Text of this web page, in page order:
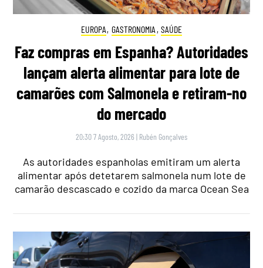
EUROPA, GASTRONOMIA , SAÚDE
Faz compras em Espanha? Autoridades
lançam alerta alimentar para lote de
camarões com Salmonela e retiram-no
do mercado
20:30 7 Agosto, 2026 | Rubén Gonçalves
As autoridades espanholas emitiram um alerta
alimentar após detetarem salmonela num lote de
camarão descascado e cozido da marca Ocean Sea